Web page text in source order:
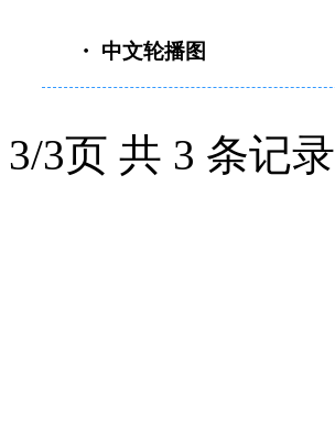
・ 中文轮播图
3/3页 共 3 条记录